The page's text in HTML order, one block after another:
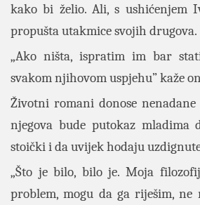
kako bi želio. Ali, s ushićenjem
propušta utakmice svojih drugova.
„Ako ništa, ispratim im bar
svakom njihovom uspjehu” kaže
Životni romani donose
njegova bude putokaz mladima
stoički i da uvijek hodaju
„Što je bilo, bilo je. Moja
problem, mogu da ga riješim, ne